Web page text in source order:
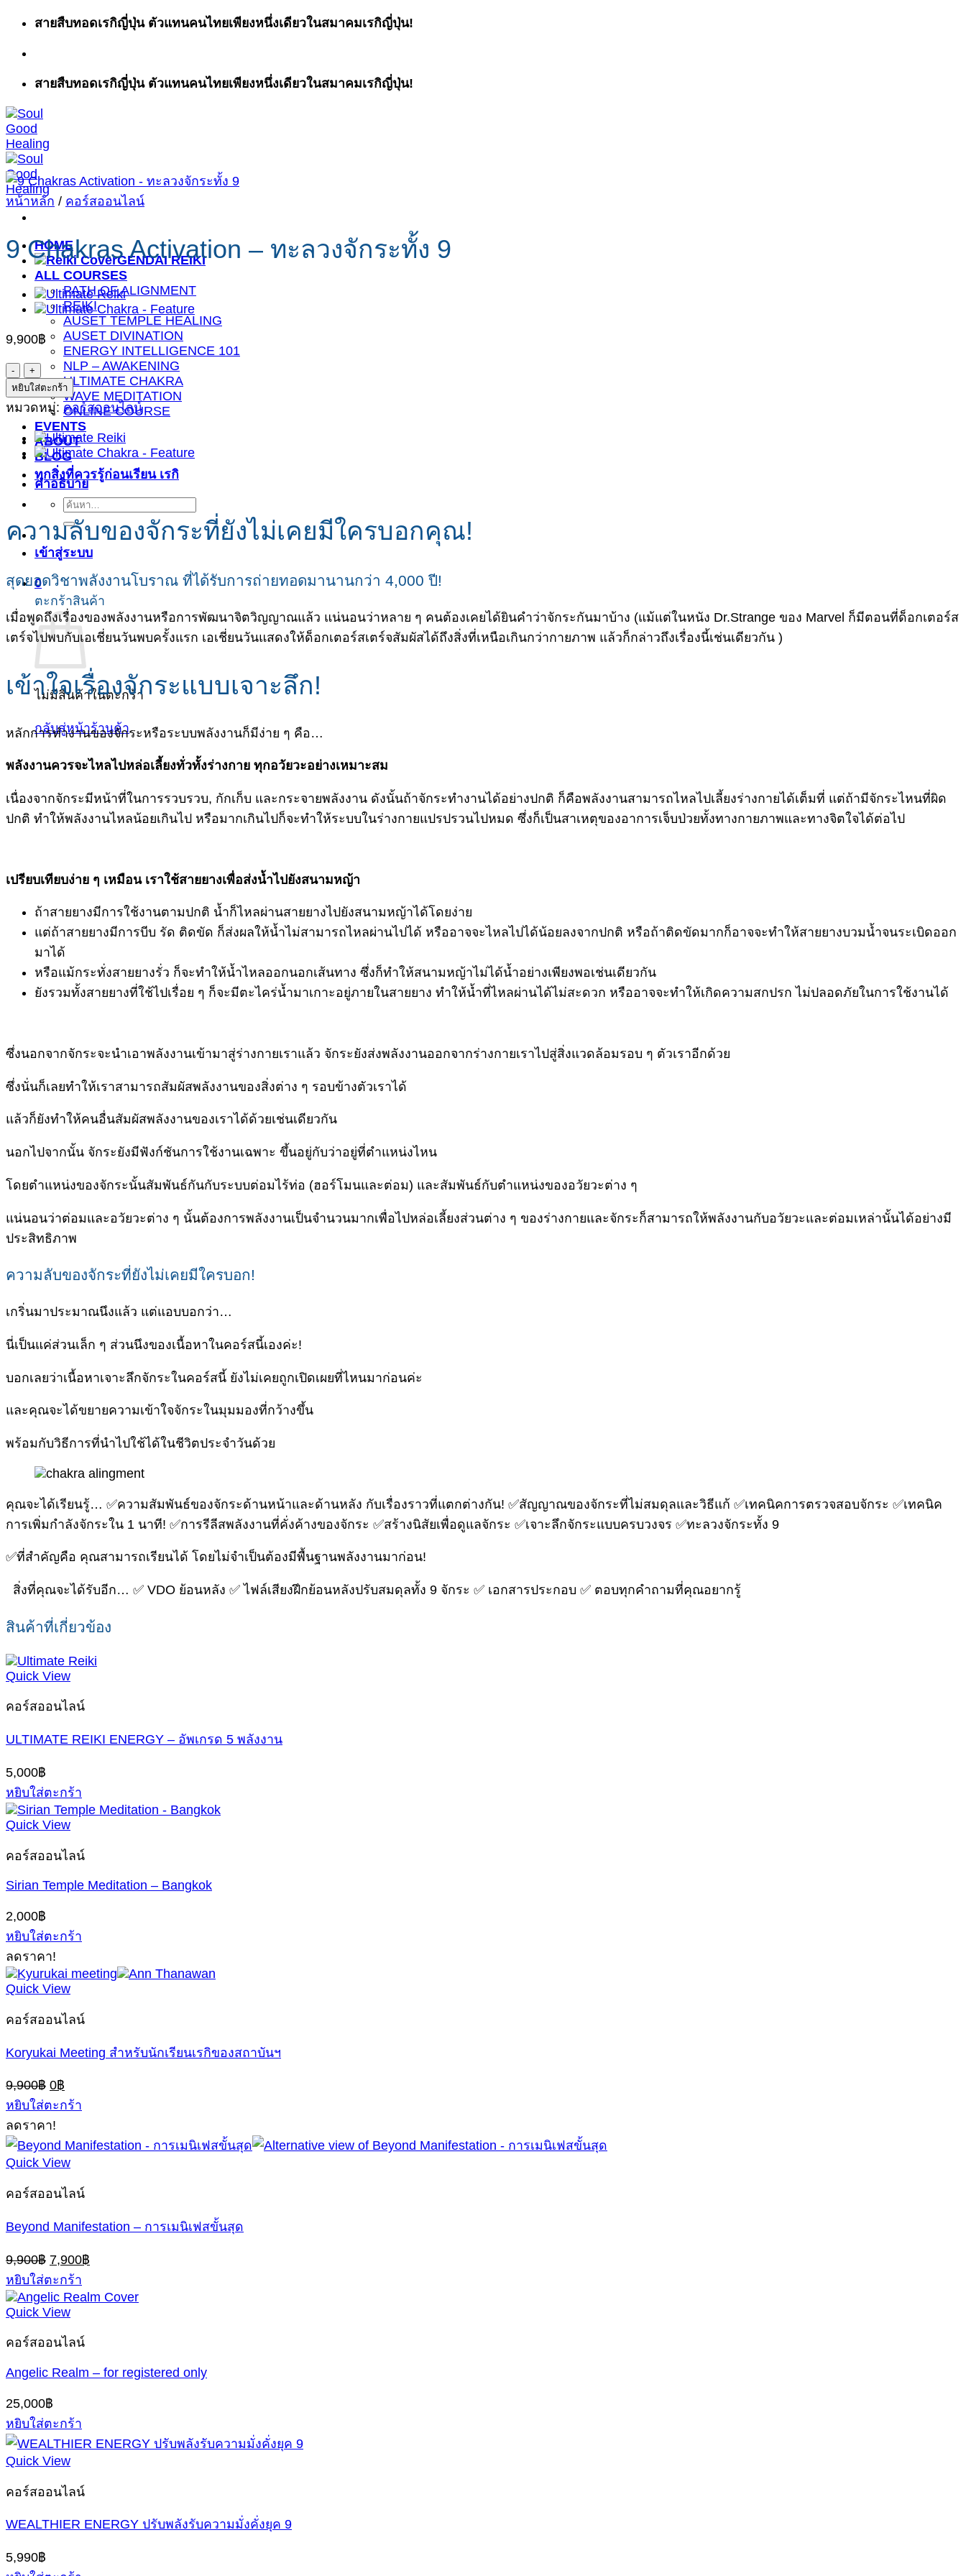
ข้าม
เนื้อหา
สายสืบทอดเรกิญี่ปุ่น ตัวแทนคนไทยเพียงหนึ่งเดียวในสมาคมเรกิญี่ปุ่น!
สายสืบทอดเรกิญี่ปุ่น ตัวแทนคนไทยเพียงหนึ่งเดียวในสมาคมเรกิญี่ปุ่น!
HOME
GENDAI REIKI
ALL COURSES
PATH OF ALIGNMENT
REIKI
AUSET TEMPLE HEALING
AUSET DIVINATION
ENERGY INTELLIGENCE 101
NLP – AWAKENING
ULTIMATE CHAKRA
WAVE MEDITATION
ONLINE COURSE
EVENTS
ABOUT
BLOG
ทุกสิ่งที่ควรรู้ก่อนเรียน เรกิ
ค้นหา:
เข้าสู่ระบบ
0
ตะกร้าสินค้า
ไม่มีสินค้าในตะกร้า
กลับสู่หน้าร้านค้า
หน้าหลัก / คอร์สออนไลน์
9 Chakras Activation – ทะลวงจักระทั้ง 9
9,900฿
จำนวน
9
Chakras
Activation
-
ทะลวง
จัก
ระ
9
ชิ้น
หยิบใส่ตะกร้า
หมวดหมู่: คอร์สออนไลน์
คำอธิบาย
ความลับของจักระที่ยังไม่เคยมีใครบอกคุณ!
สุดยอดวิชาพลังงานโบราณ ที่ได้รับการถ่ายทอดมานานกว่า 4,000 ปี!
เมื่อพูดถึงเรื่องของพลังงานหรือการพัฒนาจิตวิญญาณแล้ว แน่นอนว่าหลาย ๆ คนต้องเคยได้ยินคำว่าจักระกันมาบ้าง (แม้แต่ในหนัง Dr.Strange ของ Marvel ก็มีตอนที่ด็อกเตอร์ส
เตร์จไปพบกับเอเชี่ยนวันพบครั้งแรก เอเชี่ยนวันแสดงให้ด็อกเตอร์สเตร์จสัมผัสได้ถึงสิ่งที่เหนือเกินกว่ากายภาพ แล้วก็กล่าวถึงเรื่องนี้เช่นเดียวกัน )
เข้าใจเรื่องจักระแบบเจาะลึก!
หลักการทำงานของจักระหรือระบบพลังงานก็มีง่าย ๆ คือ…
พลังงานควรจะไหลไปหล่อเลี้ยงทั่วทั้งร่างกาย ทุกอวัยวะอย่างเหมาะสม
เนื่องจากจักระมีหน้าที่ในการรวบรวบ, กักเก็บ และกระจายพลังงาน ดังนั้นถ้าจักระทำงานได้อย่างปกติ ก็คือพลังงานสามารถไหลไปเลี้ยงร่างกายได้เต็มที่ แต่ถ้ามีจักระไหนที่ผิด
ปกติ ทำให้พลังงานไหลน้อยเกินไป หรือมากเกินไปก็จะทำให้ระบบในร่างกายแปรปรวนไปหมด ซึ่งก็เป็นสาเหตุของอาการเจ็บป่วยทั้งทางกายภาพและทางจิตใจได้ต่อไป
เปรียบเทียบง่าย ๆ เหมือน เราใช้สายยางเพื่อส่งน้ำไปยังสนามหญ้า
ถ้าสายยางมีการใช้งานตามปกติ น้ำก็ไหลผ่านสายยางไปยังสนามหญ้าได้โดยง่าย
แต่ถ้าสายยางมีการบีบ รัด ติดขัด ก็ส่งผลให้น้ำไม่สามารถไหลผ่านไปได้ หรืออาจจะไหลไปได้น้อยลงจากปกติ หรือถ้าติดขัดมากก็อาจจะทำให้สายยางบวมน้ำจนระเบิดออก
มาได้
หรือแม้กระทั่งสายยางรั่ว ก็จะทำให้น้ำไหลออกนอกเส้นทาง ซึ่งก็ทำให้สนามหญ้าไม่ได้น้ำอย่างเพียงพอเช่นเดียวกัน
ยังรวมทั้งสายยางที่ใช้ไปเรื่อย ๆ ก็จะมีตะไคร่น้ำมาเกาะอยู่ภายในสายยาง ทำให้น้ำที่ไหลผ่านได้ไม่สะดวก หรืออาจจะทำให้เกิดความสกปรก ไม่ปลอดภัยในการใช้งานได้
ซึ่งนอกจากจักระจะนำเอาพลังงานเข้ามาสู่ร่างกายเราแล้ว จักระยังส่งพลังงานออกจากร่างกายเราไปสู่สิ่งแวดล้อมรอบ ๆ ตัวเราอีกด้วย
ซึ่งนั่นก็เลยทำให้เราสามารถสัมผัสพลังงานของสิ่งต่าง ๆ รอบข้างตัวเราได้
แล้วก็ยังทำให้คนอื่นสัมผัสพลังงานของเราได้ด้วยเช่นเดียวกัน
นอกไปจากนั้น จักระยังมีฟังก์ชันการใช้งานเฉพาะ ขึ้นอยู่กับว่าอยู่ที่ตำแหน่งไหน
โดยตำแหน่งของจักระนั้นสัมพันธ์กันกับระบบต่อมไร้ท่อ (ฮอร์โมนและต่อม) และสัมพันธ์กับตำแหน่งของอวัยวะต่าง ๆ
แน่นอนว่าต่อมและอวัยวะต่าง ๆ นั้นต้องการพลังงานเป็นจำนวนมากเพื่อไปหล่อเลี้ยงส่วนต่าง ๆ ของร่างกายและจักระก็สามารถให้พลังงานกับอวัยวะและต่อมเหล่านั้นได้อย่างมี
ประสิทธิภาพ
ความลับของจักระที่ยังไม่เคยมีใครบอก!
เกริ่นมาประมาณนึงแล้ว แต่แอบบอกว่า…
นี่เป็นแค่ส่วนเล็ก ๆ ส่วนนึงของเนื้อหาในคอร์สนี้เองค่ะ!
บอกเลยว่าเนื้อหาเจาะลึกจักระในคอร์สนี้ ยังไม่เคยถูกเปิดเผยที่ไหนมาก่อนค่ะ
และคุณจะได้ขยายความเข้าใจจักระในมุมมองที่กว้างขึ้น
พร้อมกับวิธีการที่นำไปใช้ได้ในชีวิตประจำวันด้วย
คุณจะได้เรียนรู้… ✅ความสัมพันธ์ของจักระด้านหน้าและด้านหลัง กับเรื่องราวที่แตกต่างกัน! ✅สัญญาณของจักระที่ไม่สมดุลและวิธีแก้ ✅เทคนิคการตรวจสอบจักระ ✅เทคนิค
การเพิ่มกำลังจักระใน 1 นาที! ✅การรีลีสพลังงานที่คั่งค้างของจักระ ✅สร้างนิสัยเพื่อดูแลจักระ ✅เจาะลึกจักระแบบครบวงจร ✅ทะลวงจักระทั้ง 9
✅ที่สำคัญคือ คุณสามารถเรียนได้ โดยไม่จำเป็นต้องมีพื้นฐานพลังงานมาก่อน!
สิ่งที่คุณจะได้รับอีก… ✅ VDO ย้อนหลัง ✅ ไฟล์เสียงฝึกย้อนหลังปรับสมดุลทั้ง 9 จักระ ✅ เอกสารประกอบ ✅ ตอบทุกคำถามที่คุณอยากรู้
สินค้าที่เกี่ยวข้อง
Quick View
คอร์สออนไลน์
ULTIMATE REIKI ENERGY – อัพเกรด 5 พลังงาน
5,000฿
หยิบใส่ตะกร้า
Quick View
คอร์สออนไลน์
Sirian Temple Meditation – Bangkok
2,000฿
หยิบใส่ตะกร้า
ลดราคา!
Quick View
คอร์สออนไลน์
Koryukai Meeting สำหรับนักเรียนเรกิของสถาบันฯ
9,900฿ Original
price
was:
9,900฿.
0฿
price
is:
หยิบใส่ตะกร้า
ลดราคา!
Quick View
คอร์สออนไลน์
Beyond Manifestation – การเมนิเฟสขั้นสุด
9,900฿ Original
price
was:
9,900฿.
7,900฿
7,900฿.
หยิบใส่ตะกร้า
Quick View
คอร์สออนไลน์
Angelic Realm – for registered only
25,000฿
หยิบใส่ตะกร้า
Quick View
คอร์สออนไลน์
WEALTHIER ENERGY ปรับพลังรับความมั่งคั่งยุค 9
5,990฿